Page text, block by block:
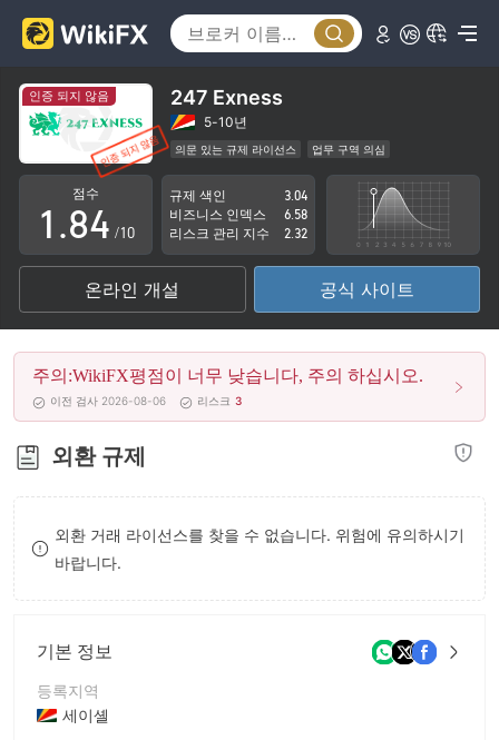
인증 되지 않음 247 Exness
5-10년
의문 있는 규제 라이선스
업무 구역 의심
잠재적 위험성이 높음
점수
0
1
2
3
4
5
6
7
8
9
.
4
5
6
7
8
9
0
1
2
3
4
5
6
7
8
9
/10
규제 색인
3.04
비즈니스 인덱스
6.58
리스크 관리 지수
2.32
온라인 개설 공식 사이트
주의:WikiFX평점이 너무 낮습니다, 주의 하십시오.
이전 검사 2026-08-06 리스크 3
외환 규제
외환 거래 라이선스를 찾을 수 없습니다. 위험에 유의하시기
바랍니다.
기본 정보
등록지역
세이셸